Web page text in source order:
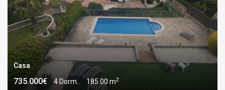
Casa
735.000€ 4 Dorm.. 185.00 m2